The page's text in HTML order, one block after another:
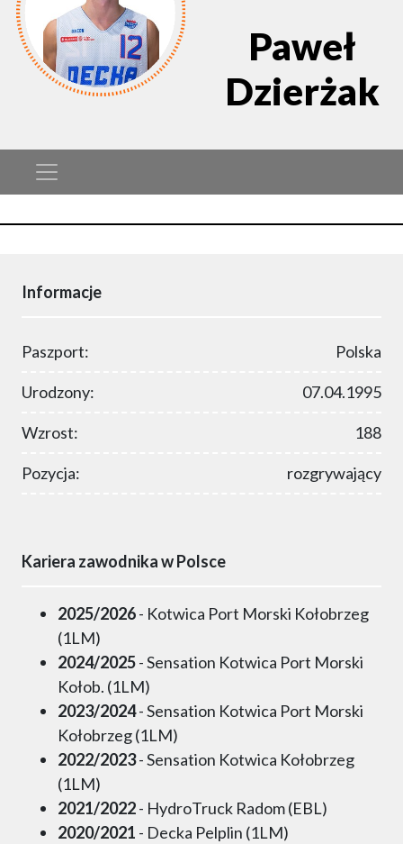
Paweł
Dzierżak
Informacje
Paszport: Polska
Urodzony: 07.04.1995
Wzrost: 188
Pozycja: rozgrywający
Kariera zawodnika w Polsce
2025/2026- Kotwica Port Morski Kołobrzeg
(1LM)
2024/2025- Sensation Kotwica Port Morski
Kołob. (1LM)
2023/2024- Sensation Kotwica Port Morski
Kołobrzeg (1LM)
2022/2023- Sensation Kotwica Kołobrzeg
(1LM)
2021/2022- HydroTruck Radom (EBL)
2020/2021 - Decka Pelplin (1LM)